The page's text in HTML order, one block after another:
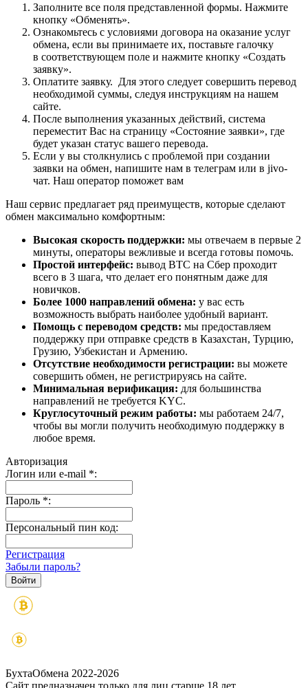
Заполните все поля представленной формы. Нажмите
кнопку «Обменять».
Ознакомьтесь с условиями договора на оказание услуг
обмена, если вы принимаете их, поставьте галочку
в соответствующем поле и нажмите кнопку «Создать
заявку».
Оплатите заявку. Для этого следует совершить перевод
необходимой суммы, следуя инструкциям на нашем
сайте.
После выполнения указанных действий, система
переместит Вас на страницу «Состояние заявки», где
будет указан статус вашего перевода.
Если у вы столкнулись с проблемой при создании
заявки на обмен, напишите нам в телеграм или в jivo-
чат. Наш оператор поможет вам
Наш сервис предлагает ряд преимуществ, которые сделают
обмен максимально комфортным:
Высокая скорость поддержки: мы отвечаем в первые 2
минуты, операторы вежливые и всегда готовы помочь.
Простой интерфейс: вывод BTC на Сбер проходит
всего в 3 шага, что делает его понятным даже для
новичков.
Более 1000 направлений обмена: у вас есть
возможность выбрать наиболее удобный вариант.
Помощь с переводом средств: мы предоставляем
поддержку при отправке средств в Казахстан, Турцию,
Грузию, Узбекистан и Армению.
Отсутствие необходимости регистрации: вы можете
совершить обмен, не регистрируясь на сайте.
Минимальная верификация: для большинства
направлений не требуется KYC.
Круглосуточный режим работы: мы работаем 24/7,
чтобы вы могли получить необходимую поддержку в
любое время.
Авторизация
Логин или e-mail *:
Пароль *:
Персональный пин код:
Регистрация
Забыли пароль?
БухтаОбмена 2022-2026
Сайт предназначен только для лиц старше 18 лет